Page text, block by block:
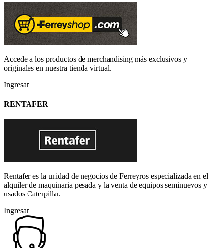
Accede a los productos de merchandising más exclusivos y
originales en nuestra tienda virtual.
Ingresar
RENTAFER
Rentafer es la unidad de negocios de Ferreyros especializada en el
alquiler de maquinaria pesada y la venta de equipos seminuevos y
usados Caterpillar.
Ingresar